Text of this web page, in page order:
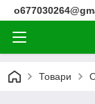
Товари